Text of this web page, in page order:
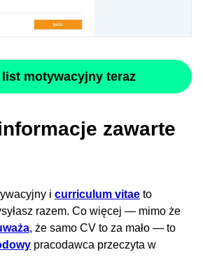
motywacyjny teraz
zawarte
i curriculum vitae to
razem. Co więcej — mimo że
, że samo CV to za mało — to
pracodawca przeczyta w